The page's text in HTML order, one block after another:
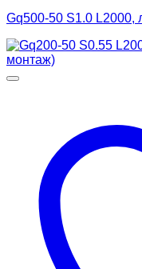
Gq500-50 S1.0 L2000,